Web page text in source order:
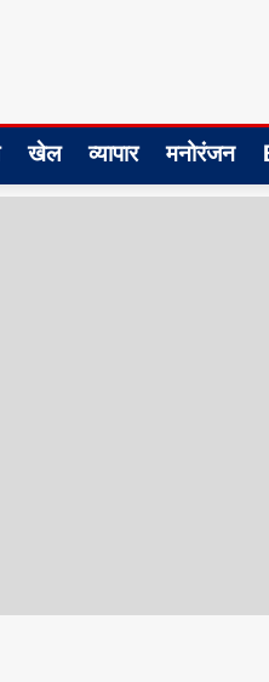
खेल व्यापार मनोरंजन